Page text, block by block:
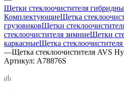
Щетки стеклоочистителя
КомплектующиеЩетка
грузовиковЩетки
стеклоочистителя зимниеЩетки
каркасныеЩетка стеклоочистителя
—Щетка стеклоочистителя AVS
Артикул: A78876S